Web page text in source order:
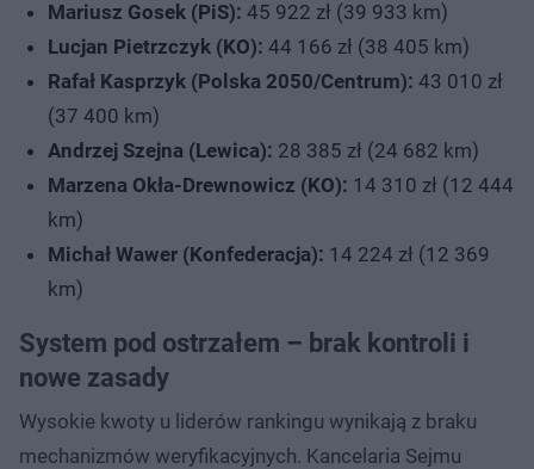
Mariusz Gosek (PiS): 45 922 zł (39 933 km)
Lucjan Pietrzczyk (KO): 44 166 zł (38 405 km)
Rafał Kasprzyk (Polska 2050/Centrum): 43 010 zł
(37 400 km)
Andrzej Szejna (Lewica): 28 385 zł (24 682 km)
Marzena Okła-Drewnowicz (KO): 14 310 zł (12 444
km)
Michał Wawer (Konfederacja): 14 224 zł (12 369
km)
System pod ostrzałem – brak kontroli i
nowe zasady
Wysokie kwoty u liderów rankingu wynikają z braku
mechanizmów weryfikacyjnych. Kancelaria Sejmu